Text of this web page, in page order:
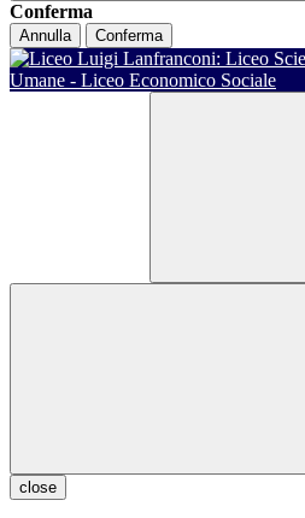
Conferma
Annulla Conferma
close